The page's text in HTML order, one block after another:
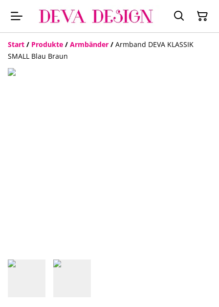
Start / Produkte / Armbänder / Armband DEVA KLASSIK
SMALL Blau Braun